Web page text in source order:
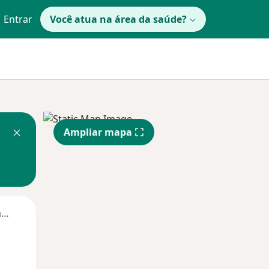
Entrar Você atua na área da saúde?
Segunda-feira
Ampliar mapa